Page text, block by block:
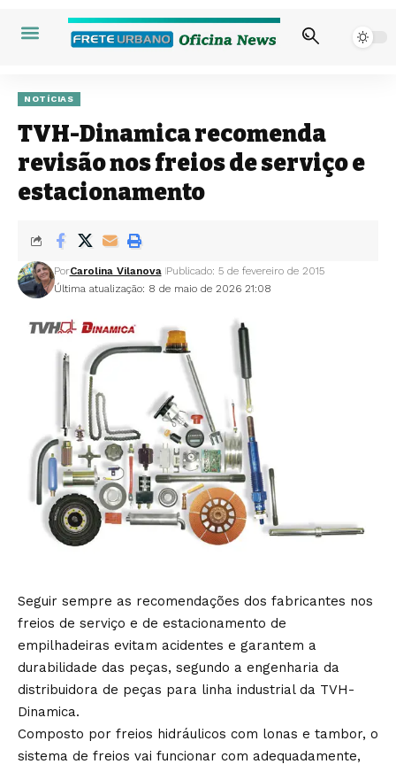
NOTÍCIAS
TVH-Dinamica recomenda
revisão nos freios de serviço e
estacionamento
Última atualização: 8 de maio de 2026 21:08
PorCarolina Vilanova Publicado: 5 de fevereiro de 2015
Seguir sempre as recomendações dos fabricantes nos
freios de serviço e de estacionamento de
empilhadeiras evitam acidentes e garantem a
durabilidade das peças, segundo a engenharia da
distribuidora de peças para linha industrial da TVH-
Dinamica.
Composto por freios hidráulicos com lonas e tambor, o
sistema de freios vai funcionar com adequadamente,